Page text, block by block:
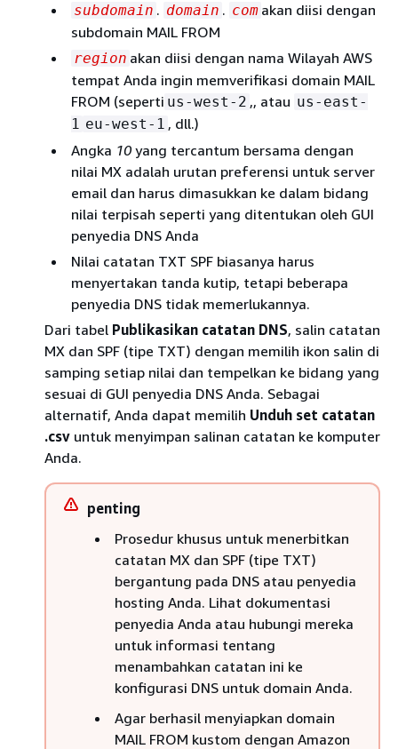
subdomain . domain . com akan diisi dengan
subdomain MAIL FROM
region akan diisi dengan nama Wilayah AWS
tempat Anda ingin memverifikasi domain MAIL
FROM (seperti us-west-2 ,, atau us-east-
1 eu-west-1 , dll.)
Angka 10 yang tercantum bersama dengan
nilai MX adalah urutan preferensi untuk server
email dan harus dimasukkan ke dalam bidang
nilai terpisah seperti yang ditentukan oleh GUI
penyedia DNS Anda
Nilai catatan TXT SPF biasanya harus
menyertakan tanda kutip, tetapi beberapa
penyedia DNS tidak memerlukannya.
Dari tabel Publikasikan catatan DNS, salin catatan
MX dan SPF (tipe TXT) dengan memilih ikon salin di
samping setiap nilai dan tempelkan ke bidang yang
sesuai di GUI penyedia DNS Anda. Sebagai
alternatif, Anda dapat memilih Unduh set catatan
.csv untuk menyimpan salinan catatan ke komputer
Anda.
penting
Prosedur khusus untuk menerbitkan
catatan MX dan SPF (tipe TXT)
bergantung pada DNS atau penyedia
hosting Anda. Lihat dokumentasi
penyedia Anda atau hubungi mereka
untuk informasi tentang
menambahkan catatan ini ke
konfigurasi DNS untuk domain Anda.
Agar berhasil menyiapkan domain
MAIL FROM kustom dengan Amazon